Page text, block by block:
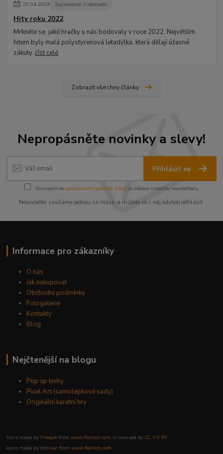
29.04.2023 Zajímavosti z obchodu
Hity roku 2022
Mrkněte se, jaké hračky u nás bodovaly v roce 2022. Největším
hitem byly malá polystyrenová letadýlka, která dělají úžasné
zákuty.číst celé
Zobrazit všechny články
Nepropásněte novinky a slevy!
Přihlásit se
Souhlasím se zpracováním osobních údajůza účelem rozesílky newsletteru.
Newsletter zasíláme jednou za měsíc a můžete se z něj kdykoli odhlásit.
Informace pro zákazníky
O nás
Jak nakupovat
Obchodní podmínky
Fotogalerie
Kontakty
Blog
Nejčtenější na blogu
Pop up knihy
Pixel Art (samolepkové sady)
Originální karetní hry
Icons made by Freepik fromwww.flaticon.com is licensed byCC 3.0 BY
Icons made by iconixar fromwww.flaticon.com